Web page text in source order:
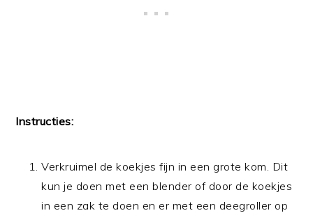
Instructies:
Verkruimel de koekjes fijn in een grote kom. Dit
kun je doen met een blender of door de koekjes
in een zak te doen en er met een deegroller op